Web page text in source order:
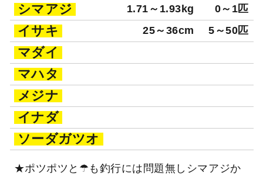
シマアジ
1.71～1.93kg 0～1匹
イサキ 25～36cm 5～50匹
マダイ
マハタ
メジナ
イナダ
ソーダガツオ
★ポツポツと☂も釣行には問題無しシマアジか